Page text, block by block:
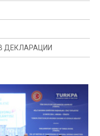
ДЕКЛАРАЦИИ